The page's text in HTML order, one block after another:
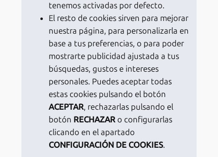
tenemos activadas por defecto.
El resto de cookies sirven para mejorar
nuestra página, para personalizarla en
base a tus preferencias, o para poder
mostrarte publicidad ajustada a tus
búsquedas, gustos e intereses
personales. Puedes aceptar todas
estas cookies pulsando el botón
ACEPTAR, rechazarlas pulsando el
botón RECHAZARo configurarlas
clicando en el apartado
CONFIGURACIÓN DE COOKIES.